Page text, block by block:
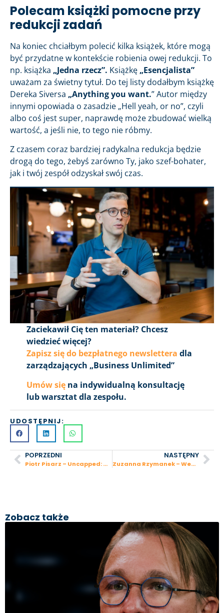
Polecam książki pomocne przy
redukcji zadań
Na koniec chciałbym polecić kilka książek, które mogą
być przydatne w kontekście robienia owej redukcji. To
np. książka „Jedna rzecz”. Książkę „Esencjalista”
uważam za świetny tytuł. Do tej listy dodałbym książkę
Dereka Siversa „Anything you want.” Autor między
innymi opowiada o zasadzie „Hell yeah, or no”, czyli
albo coś jest super, naprawdę może zbudować wielką
wartość, a jeśli nie, to tego nie róbmy.
Z czasem coraz bardziej radykalna redukcja będzie
drogą do tego, żebyś zarówno Ty, jako szef-bohater,
jak i twój zespół odzyskał swój czas.
Zaciekawił Cię ten materiał? Chcesz
wiedzieć więcej?
Zapisz się do bezpłatnego newslettera dla
zarządzających „Business Unlimited”
Umów się na indywidualną konsultację
lub warsztat dla zespołu.
UDOSTĘPNIJ:
POPRZEDNI
Piotr Pisarz – Uncapped: w rok pozyskał 100 milionów funtów
NASTĘPNY
Zuzanna Rzymanek – Wege Siostry: sery z orzechów – milionowy biznes w 4 lata
Zobacz także